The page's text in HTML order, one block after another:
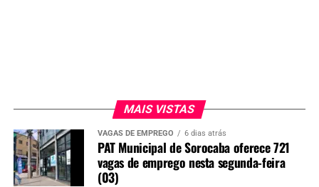
MAIS VISTAS
VAGAS DE EMPREGO 6 dias atrás
PAT Municipal de Sorocaba oferece 721
vagas de emprego nesta segunda-feira
(03)